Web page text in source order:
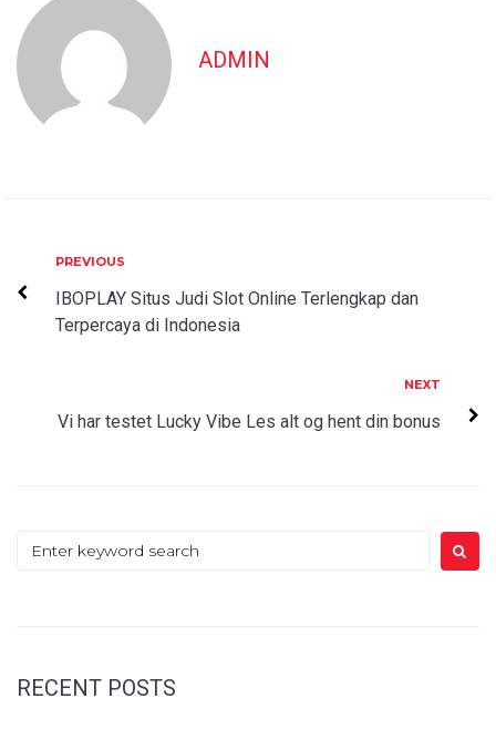
ADMIN
Post
navigation
Previous
PREVIOUS
IBOPLAY Situs Judi Slot Online Terlengkap dan
Terpercaya di Indonesia
NEXT
Vi har testet Lucky Vibe Les alt og hent din bonus
Search
RECENT POSTS